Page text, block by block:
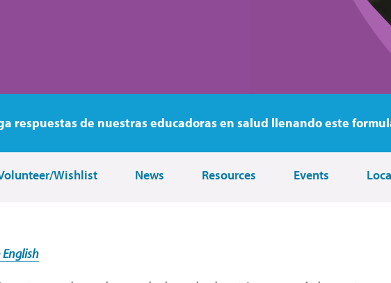
respuestas de nuestras educadoras en salud llenando este
Wishlist News Resources Events
English